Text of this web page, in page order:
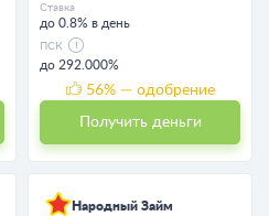
Ставка
до 0.8% в день
ПСК
до 292.000%
56% — одобрение
Получить деньги
Народный Займ